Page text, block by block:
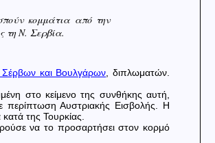
κομμάτια από την
τη Ν. Σερβία.
Σέρβων και Βουλγάρων , διπλωματών.
στο κείμενο της συνθήκης αυτή,
περίπτωση Αυστριακής Εισβολής. Η
της Τουρκίας.
να το προσαρτήσει στον κορμό